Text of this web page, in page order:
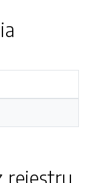
rejestru